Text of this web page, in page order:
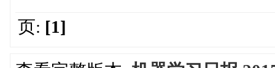
页: [1]